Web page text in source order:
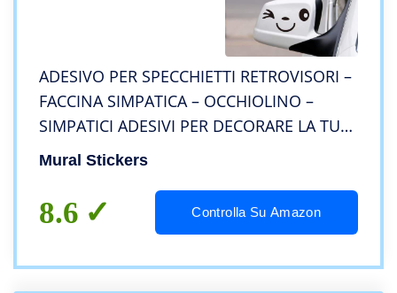
ADESIVO PER SPECCHIETTI RETROVISORI –
FACCINA SIMPATICA – OCCHIOLINO –
SIMPATICI ADESIVI PER DECORARE LA TUA
AUTO – FACILE APPLICAZIONE – KIT DA 2
NERO
Mural Stickers
8.6 Controlla Su Amazon